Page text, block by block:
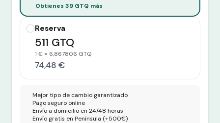
Obtienes 39 GTQ más
Reserva
511 GTQ
1 € = 6,867806 GTQ
74,48 €
Mejor tipo de cambio garantizado
Pago seguro online
Envío a domicilio en 24/48 horas
Envío gratis en Península (+500€)